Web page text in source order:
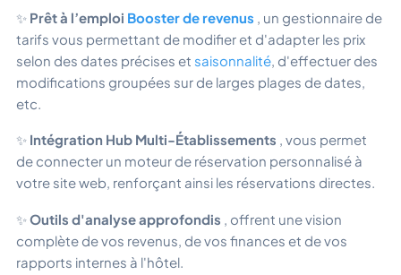
✨ Prêt à l’emploi Booster de revenus , un gestionnaire de
tarifs vous permettant de modifier et d'adapter les prix
selon des dates précises et saisonnalité, d'effectuer des
modifications groupées sur de larges plages de dates,
etc.
✨ Intégration Hub Multi-Établissements , vous permet
de connecter un moteur de réservation personnalisé à
votre site web, renforçant ainsi les réservations directes.
✨Outils d'analyse approfondis , offrent une vision
complète de vos revenus, de vos finances et de vos
rapports internes à l'hôtel.